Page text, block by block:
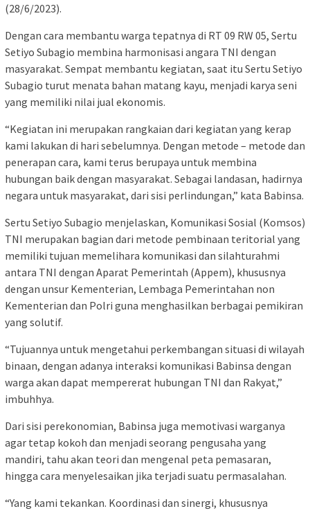
(28/6/2023).
Dengan cara membantu warga tepatnya di RT 09 RW 05, Sertu
Setiyo Subagio membina harmonisasi angara TNI dengan
masyarakat. Sempat membantu kegiatan, saat itu Sertu Setiyo
Subagio turut menata bahan matang kayu, menjadi karya seni
yang memiliki nilai jual ekonomis.
“Kegiatan ini merupakan rangkaian dari kegiatan yang kerap
kami lakukan di hari sebelumnya. Dengan metode – metode dan
penerapan cara, kami terus berupaya untuk membina
hubungan baik dengan masyarakat. Sebagai landasan, hadirnya
negara untuk masyarakat, dari sisi perlindungan,” kata Babinsa.
Sertu Setiyo Subagio menjelaskan, Komunikasi Sosial (Komsos)
TNI merupakan bagian dari metode pembinaan teritorial yang
memiliki tujuan memelihara komunikasi dan silahturahmi
antara TNI dengan Aparat Pemerintah (Appem), khususnya
dengan unsur Kementerian, Lembaga Pemerintahan non
Kementerian dan Polri guna menghasilkan berbagai pemikiran
yang solutif.
“Tujuannya untuk mengetahui perkembangan situasi di wilayah
binaan, dengan adanya interaksi komunikasi Babinsa dengan
warga akan dapat mempererat hubungan TNI dan Rakyat,”
imbuhhya.
Dari sisi perekonomian, Babinsa juga memotivasi warganya
agar tetap kokoh dan menjadi seorang pengusaha yang
mandiri, tahu akan teori dan mengenal peta pemasaran,
hingga cara menyelesaikan jika terjadi suatu permasalahan.
“Yang kami tekankan. Koordinasi dan sinergi, khususnya